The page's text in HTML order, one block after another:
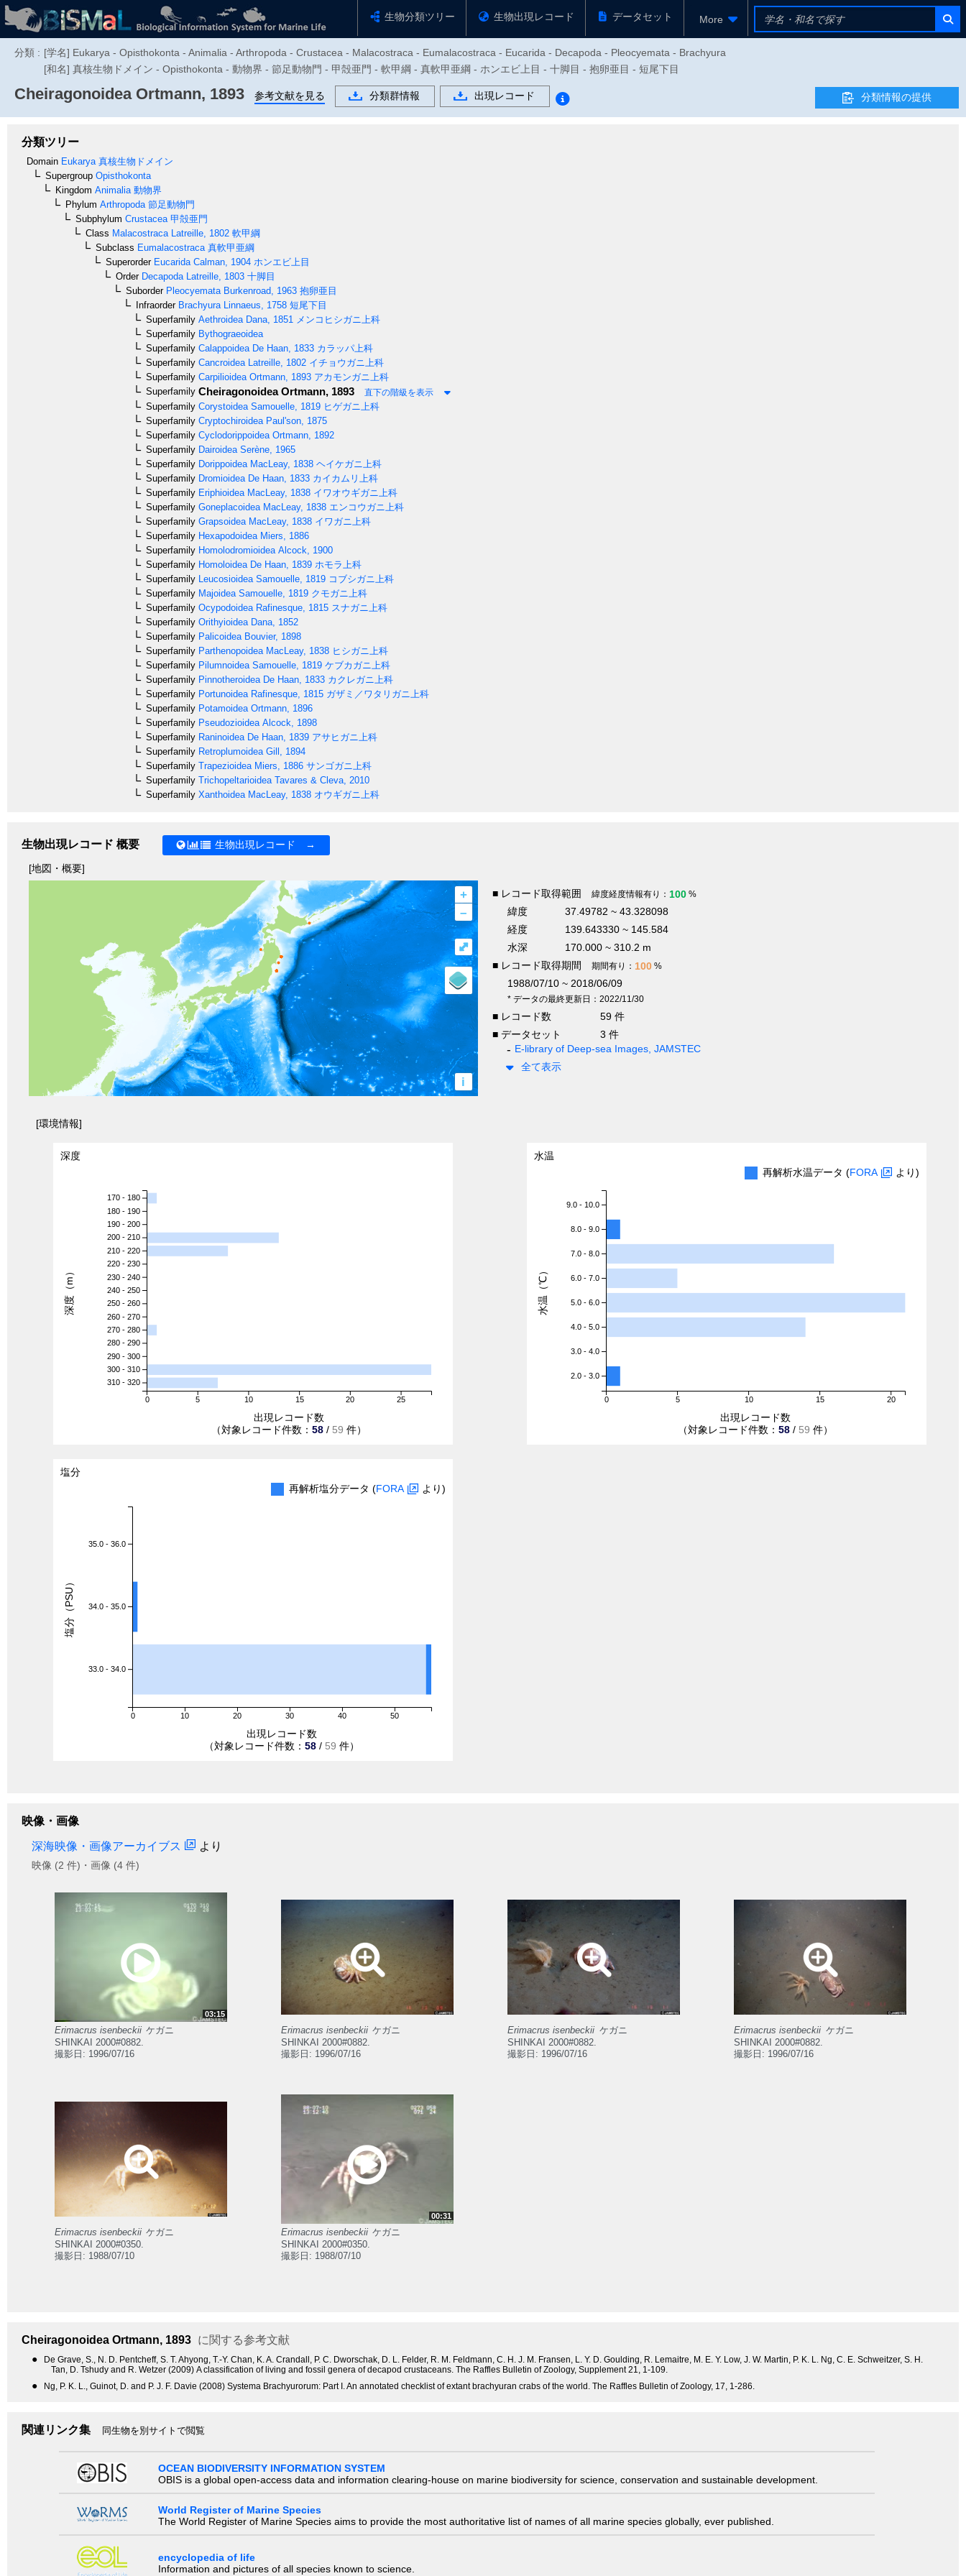
生物分類ツリー 生物出現レコード データセット More
分類 : [学名] Eukarya - Opisthokonta - Animalia - Arthropoda - Crustacea - Malacostraca - Eumalacostraca - Eucarida - Decapoda - Pleocyemata - Brachyura
[和名] 真核生物ドメイン - Opisthokonta - 動物界 - 節足動物門 - 甲殻亜門 - 軟甲綱 - 真軟甲亜綱 - ホンエビ上目 - 十脚目 - 抱卵亜目 - 短尾下目
CheiragonoideaOrtmann, 1893 参考文献を見る 分類群情報 出現レコード 分類情報の提供
分類ツリー
Domain Eukarya 真核生物ドメイン
Supergroup Opisthokonta
Kingdom Animalia 動物界
Phylum Arthropoda 節足動物門
Subphylum Crustacea 甲殻亜門
Class Malacostraca Latreille, 1802 軟甲綱
Subclass Eumalacostraca 真軟甲亜綱
SuperorderEucarida Calman, 1904 ホンエビ上目
OrderDecapoda Latreille, 1803 十脚目
SuborderPleocyemata Burkenroad, 1963 抱卵亜目
InfraorderBrachyura Linnaeus, 1758 短尾下目
Superfamily Aethroidea Dana, 1851
メンコヒシガニ上科
Superfamily Bythograeoidea
Superfamily Calappoidea De Haan, 1833 カラッパ上科
Superfamily Cancroidea Latreille, 1802 イチョウガニ上科
Superfamily Carpilioidea Ortmann, 1893 アカモンガニ上科
Superfamily CheiragonoideaOrtmann, 1893 直下の階級を表示
Superfamily Corystoidea Samouelle, 1819 ヒゲガニ上科
Superfamily Cryptochiroidea Paul'son, 1875
Superfamily Cyclodorippoidea Ortmann, 1892
Superfamily Dairoidea Serène, 1965
Superfamily Dorippoidea MacLeay, 1838 ヘイケガニ上科
Superfamily Dromioidea De Haan, 1833 カイカムリ上科
Superfamily Eriphioidea MacLeay, 1838 イワオウギガニ上科
Superfamily Goneplacoidea MacLeay, 1838 エンコウガニ上科
Superfamily Grapsoidea MacLeay, 1838 イワガニ上科
Superfamily Hexapodoidea Miers, 1886
Superfamily Homolodromioidea Alcock, 1900
Superfamily Homoloidea De Haan, 1839 ホモラ上科
Superfamily Leucosioidea Samouelle, 1819 コブシガニ上科
Superfamily Majoidea Samouelle, 1819 クモガニ上科
Superfamily Ocypodoidea Rafinesque, 1815 スナガニ上科
Superfamily Orithyioidea Dana, 1852
Superfamily Palicoidea Bouvier, 1898
Superfamily Parthenopoidea MacLeay, 1838 ヒシガニ上科
Superfamily Pilumnoidea Samouelle, 1819 ケブカガニ上科
Superfamily Pinnotheroidea De Haan, 1833 カクレガニ上科
Superfamily Portunoidea Rafinesque, 1815 ガザミ／ワタリガニ上科
Superfamily Potamoidea Ortmann, 1896
Superfamily Pseudozioidea Alcock, 1898
Superfamily Raninoidea De Haan, 1839 アサヒガニ上科
Superfamily Retroplumoidea Gill, 1894
Superfamily Trapezioidea Miers, 1886 サンゴガニ上科
Superfamily Trichopeltarioidea Tavares & Cleva, 2010
Superfamily Xanthoidea MacLeay, 1838 オウギガニ上科
生物出現レコード 概要 生物出現レコード →
[地図・概要]
+
–
i
⤢
■ レコード取得範囲 緯度経度情報有り： 100 %
緯度
37.49782 ~ 43.328098
経度
139.643330 ~ 145.584
水深
170.000 ~ 310.2 m
■ レコード取得期間
期間有り： 100 %
1988/07/10 ~ 2018/06/09
* データの最終更新日：2022/11/30
■ レコード数
59 件
■ データセット
3 件
E-library of Deep-sea Images, JAMSTEC
全て表示
[環境情報]
深度
0 5 10 15 20 25
170 - 180
180 - 190
190 - 200
200 - 210
210 - 220
220 - 230
230 - 240
240 - 250
250 - 260
260 - 270
270 - 280
280 - 290
290 - 300
300 - 310
310 - 320
出現レコード数
（対象レコード件数： 58 / 59 件）
深度（m）
水温
再解析水温データ (FORA より)
0 5 10 15 20
9.0 - 10.0
8.0 - 9.0
7.0 - 8.0
6.0 - 7.0
5.0 - 6.0
4.0 - 5.0
3.0 - 4.0
2.0 - 3.0
出現レコード数
（対象レコード件数：58 / 59 件）
水温（℃）
塩分
再解析塩分データ (FORA より)
0 10 20 30 40 50
35.0 - 36.0
34.0 - 35.0
33.0 - 34.0
出現レコード数
（対象レコード件数： 58 / 59 件）
塩分（PSU）
映像・画像
深海映像・画像アーカイブス より
映像 (2 件)・画像 (4 件)
03:15
Erimacrus isenbeckii ケガニ
SHINKAI 2000#0882.
撮影日: 1996/07/16
Erimacrus isenbeckii ケガニ
SHINKAI 2000#0882.
撮影日: 1996/07/16
Erimacrus isenbeckii ケガニ
SHINKAI 2000#0882.
撮影日: 1996/07/16
Erimacrus isenbeckii ケガニ
SHINKAI 2000#0882.
撮影日: 1996/07/16
Erimacrus isenbeckii ケガニ
SHINKAI 2000#0350.
撮影日: 1988/07/10
00:31
Erimacrus isenbeckii ケガニ
SHINKAI 2000#0350.
撮影日: 1988/07/10
Cheiragonoidea Ortmann, 1893 に関する参考文献
●
De Grave, S., N. D. Pentcheff, S. T. Ahyong, T.-Y. Chan, K. A. Crandall, P. C. Dworschak, D. L. Felder, R. M. Feldmann, C. H. J. M. Fransen, L. Y. D. Goulding, R. Lemaitre, M. E. Y. Low, J. W. Martin, P. K. L. Ng, C. E. Schweitzer, S. H.
Tan, D. Tshudy and R. Wetzer (2009) A classification of living and fossil genera of decapod crustaceans. The Raffles Bulletin of Zoology, Supplement 21, 1-109.
● Ng, P. K. L., Guinot, D. and P. J. F. Davie (2008) Systema Brachyurorum: Part I. An annotated checklist of extant brachyuran crabs of the world. The Raffles Bulletin of Zoology, 17, 1-286.
関連リンク集 同生物を別サイトで閲覧
OCEAN BIODIVERSITY INFORMATION SYSTEM
OBIS is a global open-access data and information clearing-house on marine biodiversity for science, conservation and sustainable development.
World Register of Marine Species
The World Register of Marine Species aims to provide the most authoritative list of names of all marine species globally, ever published.
encyclopedia of life
Information and pictures of all species known to science.